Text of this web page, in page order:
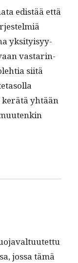
edis­tää että
yksi­ty­isyy­
vas­tarin­
siitä
yhtään
jos­sa tämä